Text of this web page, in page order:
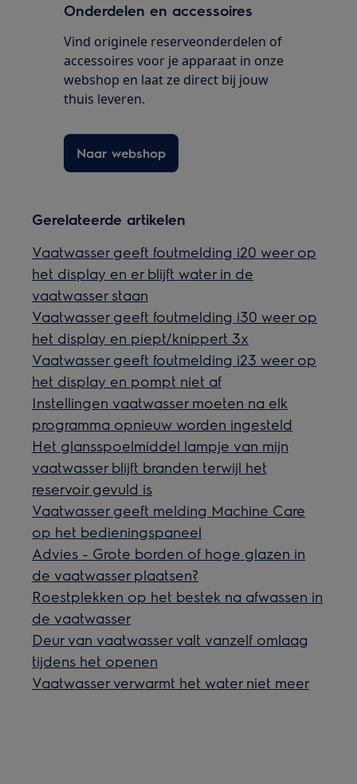
Onderdelen en accessoires
Vind originele reserveonderdelen of
accessoires voor je apparaat in onze
webshop en laat ze direct bij jouw
thuis leveren.
Naar webshop
Gerelateerde artikelen
Vaatwasser geeft foutmelding i20 weer op
het display en er blijft water in de
vaatwasser staan
Vaatwasser geeft foutmelding i30 weer op
het display en piept/knippert 3x
Vaatwasser geeft foutmelding i23 weer op
het display en pompt niet af
Instellingen vaatwasser moeten na elk
programma opnieuw worden ingesteld
Het glansspoelmiddel lampje van mijn
vaatwasser blijft branden terwijl het
reservoir gevuld is
Vaatwasser geeft melding Machine Care
op het bedieningspaneel
Advies - Grote borden of hoge glazen in
de vaatwasser plaatsen?
Roestplekken op het bestek na afwassen in
de vaatwasser
Deur van vaatwasser valt vanzelf omlaag
tijdens het openen
Vaatwasser verwarmt het water niet meer